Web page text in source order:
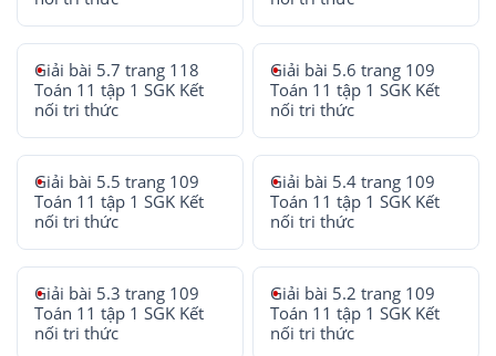
Giải bài 5.7 trang 118
Toán 11 tập 1 SGK Kết
nối tri thức
Giải bài 5.6 trang 109
Toán 11 tập 1 SGK Kết
nối tri thức
Giải bài 5.5 trang 109
Toán 11 tập 1 SGK Kết
nối tri thức
Giải bài 5.4 trang 109
Toán 11 tập 1 SGK Kết
nối tri thức
Giải bài 5.3 trang 109
Toán 11 tập 1 SGK Kết
nối tri thức
Giải bài 5.2 trang 109
Toán 11 tập 1 SGK Kết
nối tri thức